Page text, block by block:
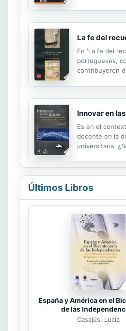
La fe del
En 'La fe del
portugueses,
contribuyeron
Innovar en
Es en el
docente en la
universitaria.
Últimos Libros
España y América en el
de las
Casajús, Lucía